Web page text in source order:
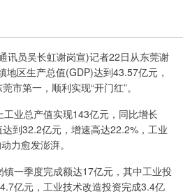
员吴长虹谢岗宣)记者22日从东莞谢
地区生产总值(GDP)达到43.57亿元，
市第一，顺利实现“开门红”。
业总产值实现143亿元，同比增长
到32.2亿元，增速高达22.2%，工业
力愈发澎湃。
一季度完成额达17亿元，其中工业投
亿元，工业技术改造投资完成3.4亿